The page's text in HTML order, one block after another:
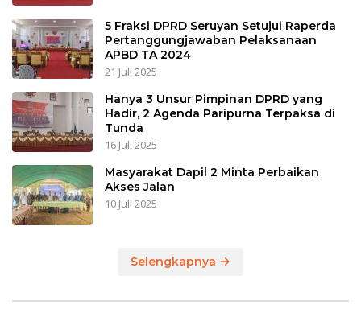
5 Fraksi DPRD Seruyan Setujui Raperda
Pertanggungjawaban Pelaksanaan
APBD TA 2024
21 Juli 2025
Hanya 3 Unsur Pimpinan DPRD yang
Hadir, 2 Agenda Paripurna Terpaksa di
Tunda
16 Juli 2025
Masyarakat Dapil 2 Minta Perbaikan
Akses Jalan
10 Juli 2025
Selengkapnya